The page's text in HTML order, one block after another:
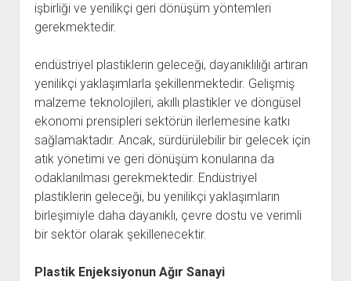
işbirliği ve yenilikçi geri dönüşüm yöntemleri
gerekmektedir.
endüstriyel plastiklerin geleceği, dayanıklılığı artıran
yenilikçi yaklaşımlarla şekillenmektedir. Gelişmiş
malzeme teknolojileri, akıllı plastikler ve döngüsel
ekonomi prensipleri sektörün ilerlemesine katkı
sağlamaktadır. Ancak, sürdürülebilir bir gelecek için
atık yönetimi ve geri dönüşüm konularına da
odaklanılması gerekmektedir. Endüstriyel
plastiklerin geleceği, bu yenilikçi yaklaşımların
birleşimiyle daha dayanıklı, çevre dostu ve verimli
bir sektör olarak şekillenecektir.
Plastik Enjeksiyonun Ağır Sanayi